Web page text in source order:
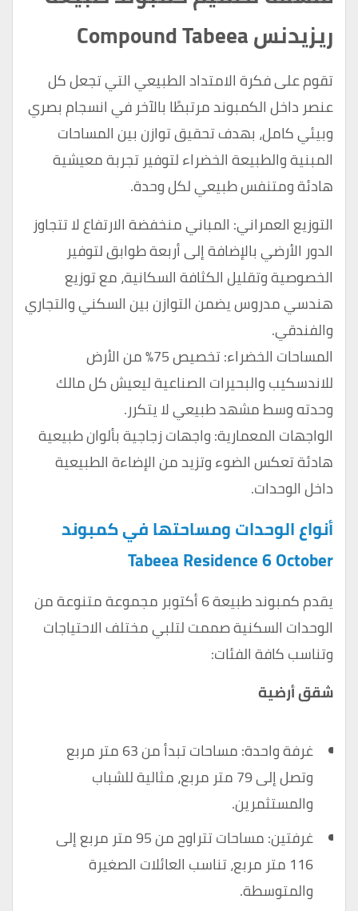
ريزيدنس Compound Tabeea
تقوم على فكرة الامتداد الطبيعي التي تجعل كل
عنصر داخل الكمبوند مرتبطًا بالآخر في انسجام بصري
وبيئي كامل، بهدف تحقيق توازن بين المساحات
المبنية والطبيعة الخضراء لتوفير تجربة معيشية
هادئة ومتنفس طبيعي لكل وحدة.
التوزيع العمراني: المباني منخفضة الارتفاع لا تتجاوز
الدور الأرضي بالإضافة إلى أربعة طوابق لتوفير
الخصوصية وتقليل الكثافة السكانية، مع توزيع
هندسي مدروس يضمن التوازن بين السكني والتجاري
والفندقي.
المساحات الخضراء: تخصيص 75% من الأرض
للاندسكيب والبحيرات الصناعية ليعيش كل مالك
وحدته وسط مشهد طبيعي لا يتكرر.
الواجهات المعمارية: واجهات زجاجية بألوان طبيعية
هادئة تعكس الضوء وتزيد من الإضاءة الطبيعية
داخل الوحدات.
أنواع الوحدات ومساحتها في كمبوند
Tabeea Residence 6 October
يقدم كمبوند طبيعة 6 أكتوبر مجموعة متنوعة من
الوحدات السكنية صممت لتلبي مختلف الاحتياجات
وتناسب كافة الفئات:
شقق أرضية
غرفة واحدة: مساحات تبدأ من 63 متر مربع
وتصل إلى 79 متر مربع، مثالية للشباب
والمستثمرين.
غرفتين: مساحات تتراوح من 95 متر مربع إلى
116 متر مربع، تناسب العائلات الصغيرة
والمتوسطة.